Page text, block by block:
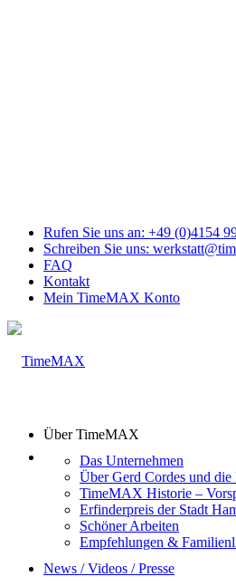
Rufen Sie uns an: +49 (0)4154
Schreiben Sie uns:
FAQ
Kontakt
Mein TimeMAX Konto
Über TimeMAX
Das Unternehmen
Über Gerd Cordes und
TimeMAX Historie –
Erfinderpreis der Stadt
Schöner Arbeiten
Empfehlungen &
News / Videos / Presse